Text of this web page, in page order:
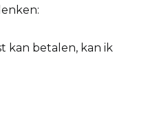
kan betalen, kan ik